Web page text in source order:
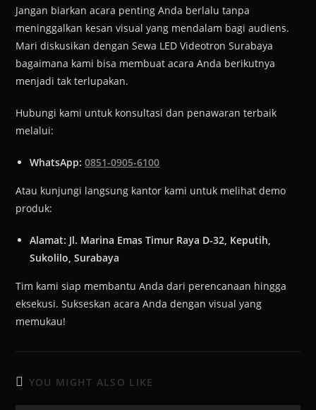
Jangan biarkan acara penting Anda berlalu tanpa
meninggalkan kesan visual yang mendalam bagi audiens.
Mari diskusikan dengan Sewa LED Videotron Surabaya
bagaimana kami bisa membuat acara Anda berikutnya
menjadi tak terlupakan.
Hubungi kami untuk konsultasi dan penawaran terbaik
melalui:
WhatsApp: 0851-0905-6100
Atau kunjungi langsung kantor kami untuk melihat demo
produk:
Alamat: Jl. Marina Emas Timur Raya D-32, Keputih,
Sukolilo, Surabaya
Tim kami siap membantu Anda dari perencanaan hingga
eksekusi. Sukseskan acara Anda dengan visual yang
memukau!
YOU MIGHT ALSO LIKE